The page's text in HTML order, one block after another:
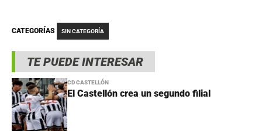
TE PUEDE INTERESAR
CD CASTELLÓN
El Castellón crea un segundo filial
CATEGORÍAS SIN CATEGORÍA